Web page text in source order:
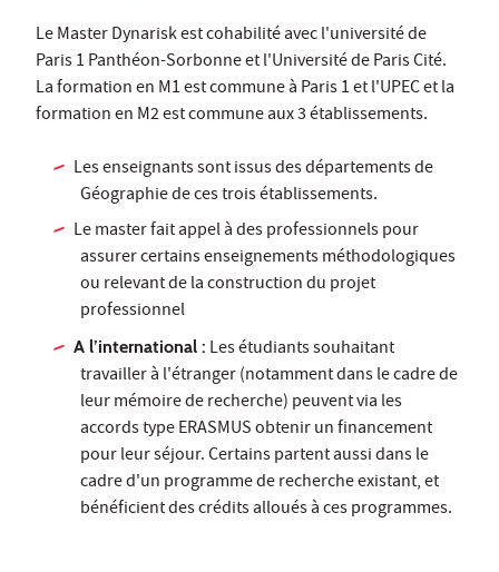
Le Master Dynarisk est cohabilité avec l'université de
Paris 1 Panthéon-Sorbonne et l'Université de Paris Cité.
La formation en M1 est commune à Paris 1 et l'UPEC et la
formation en M2 est commune aux 3 établissements.
Les enseignants sont issus des départements de
Géographie de ces trois établissements.
Le master fait appel à des professionnels pour
assurer certains enseignements méthodologiques
ou relevant de la construction du projet
professionnel
A l’international : Les étudiants souhaitant
travailler à l'étranger (notamment dans le cadre de
leur mémoire de recherche) peuvent via les
accords type ERASMUS obtenir un financement
pour leur séjour. Certains partent aussi dans le
cadre d'un programme de recherche existant, et
bénéficient des crédits alloués à ces programmes.